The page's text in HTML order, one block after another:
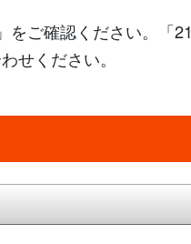
をご確認ください。「21
せください。